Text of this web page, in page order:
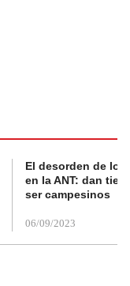
El desorden de
en la ANT: dan
ser campesinos
06/09/2023